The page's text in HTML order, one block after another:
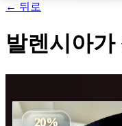
← 뒤로
발렌시아
20%